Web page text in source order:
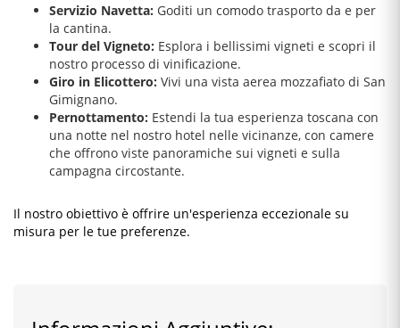
Servizio Navetta: Goditi un comodo trasporto da e per
la cantina.
Tour del Vigneto: Esplora i bellissimi vigneti e scopri il
nostro processo di vinificazione.
Giro in Elicottero: Vivi una vista aerea mozzafiato di San
Gimignano.
Pernottamento: Estendi la tua esperienza toscana con
una notte nel nostro hotel nelle vicinanze, con camere
che offrono viste panoramiche sui vigneti e sulla
campagna circostante.
Il nostro obiettivo è offrire un'esperienza eccezionale su
misura per le tue preferenze.